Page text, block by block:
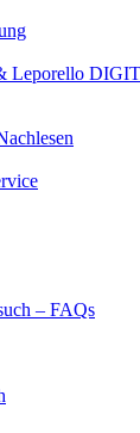
Leporello
– FAQs